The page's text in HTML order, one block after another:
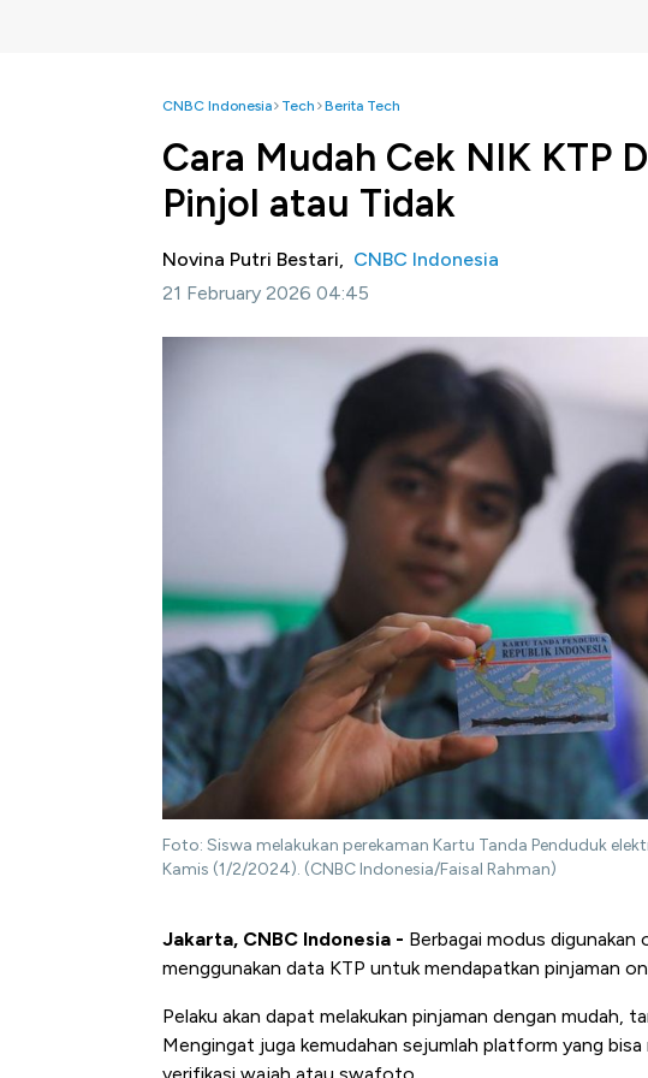
CNBC Indonesia Tech Berita Tech
Cara Mudah Cek NIK KTP
Pinjol atau Tidak
Novina Putri Bestari, CNBC Indonesia
21 February 2026 04:45
Foto: Siswa melakukan perekaman Kartu Tanda Penduduk
Kamis (1/2/2024). (CNBC Indonesia/Faisal Rahman)
Jakarta, CNBC Indonesia - Berbagai modus digunakan
menggunakan data KTP untuk mendapatkan pinjaman
Pelaku akan dapat melakukan pinjaman dengan mudah,
Mengingat juga kemudahan sejumlah platform yang